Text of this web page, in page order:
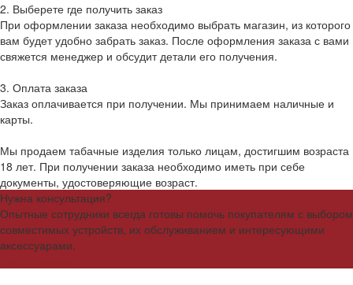
2. Выберете где получить заказ
При оформлении заказа необходимо выбрать магазин, из которого
вам будет удобно забрать заказ. После оформления заказа с вами
свяжется менеджер и обсудит детали его получения.
3. Оплата заказа
Заказ оплачивается при получении. Мы принимаем наличные и
карты.
Мы продаем табачные изделия только лицам, достигшим возраста
18 лет. При получении заказа необходимо иметь при себе
документы, удостоверяющие возраст.
Нужна консультация?
Опытные сотрудники всегда готовы помочь покупателям с выбором
совместимых устройств, их обслуживанием и интересующими
аксессуарами.